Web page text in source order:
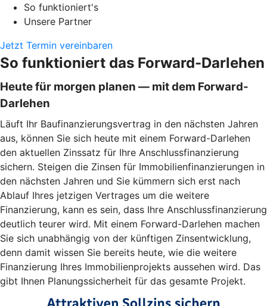
So funktioniert's
Unsere Partner
Jetzt Termin vereinbaren
So funktioniert das Forward-Darlehen
Heute für morgen planen — mit dem Forward-
Darlehen
Läuft Ihr Baufinanzierungsvertrag in den nächsten Jahren
aus, können Sie sich heute mit einem Forward-Darlehen
den aktuellen Zinssatz für Ihre Anschlussfinanzierung
sichern. Steigen die Zinsen für Immobilienfinanzierungen in
den nächsten Jahren und Sie kümmern sich erst nach
Ablauf Ihres jetzigen Vertrages um die weitere
Finanzierung, kann es sein, dass Ihre Anschlussfinanzierung
deutlich teurer wird. Mit einem Forward-Darlehen machen
Sie sich unabhängig von der künftigen Zinsentwicklung,
denn damit wissen Sie bereits heute, wie die weitere
Finanzierung Ihres Immobilienprojekts aussehen wird. Das
gibt Ihnen Planungssicherheit für das gesamte Projekt.